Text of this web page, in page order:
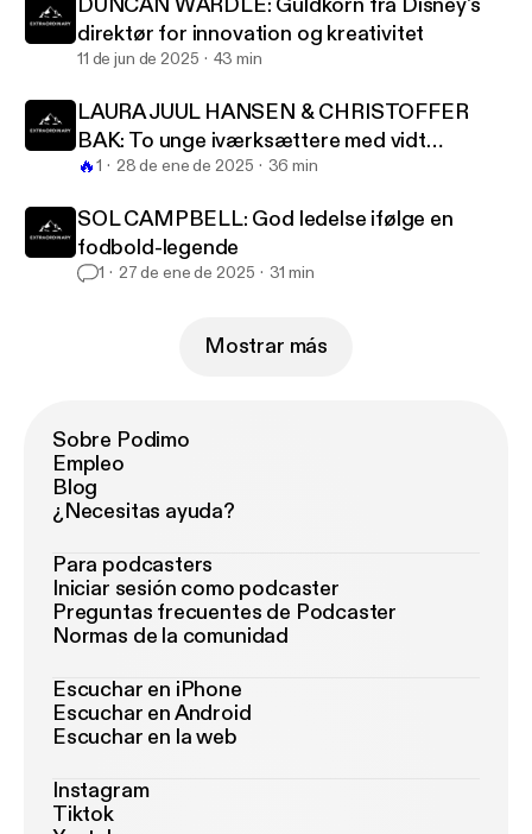
direktør for innovation og kreativitet
11 de jun de 2025 43 min
LAURA JUUL HANSEN & CHRISTOFFER
BAK: To unge iværksættere med vidt
forskellige sandheder
🔥1 28 de ene de 2025 36 min
SOL CAMPBELL: God ledelse ifølge en
fodbold-legende
1 27 de ene de 2025 31 min
Mostrar más
Sobre Podimo
Empleo
Blog
¿Necesitas ayuda?
Para podcasters
Iniciar sesión como podcaster
Preguntas frecuentes de Podcaster
Normas de la comunidad
Escuchar en iPhone
Escuchar en Android
Escuchar en la web
Instagram
Tiktok